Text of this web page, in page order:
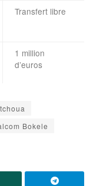
Transfert libre
1 million
d’euros
Bokele